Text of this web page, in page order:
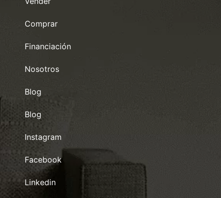
Comprar
Financiación
Nosotros
Blog
Blog
Instagram
Facebook
Linkedin